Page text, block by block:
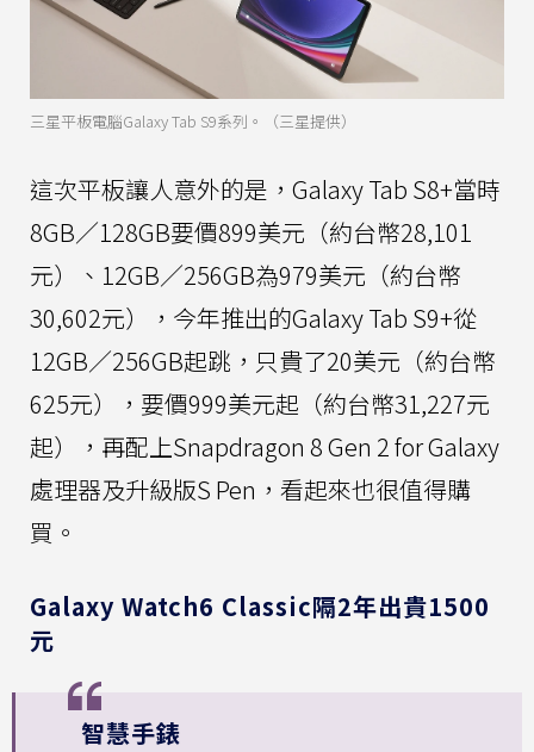
三星平板電腦Galaxy Tab S9系列。（三星提供）
這次平板讓人意外的是，Galaxy Tab S8+當時
8GB／128GB要價899美元（約台幣28,101
元）、12GB／256GB為979美元（約台幣
30,602元），今年推出的Galaxy Tab S9+從
12GB／256GB起跳，只貴了20美元（約台幣
625元），要價999美元起（約台幣31,227元
起），再配上Snapdragon 8 Gen 2 for Galaxy
處理器及升級版S Pen，看起來也很值得購
買。
Galaxy Watch6 Classic隔2年出貴1500
元
智慧手錶